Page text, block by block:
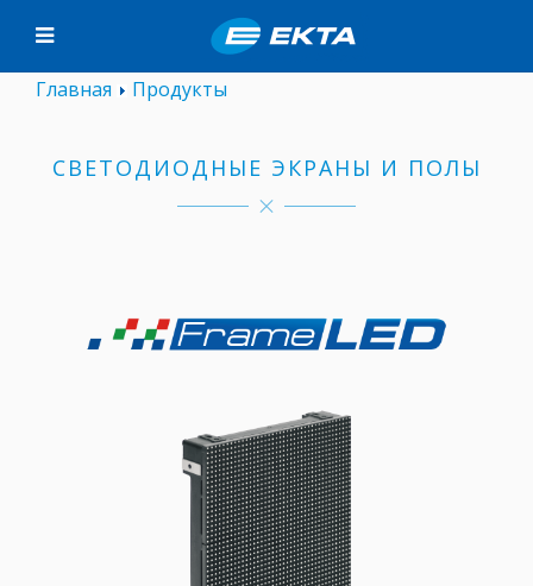
Главная Продукты
СВЕТОДИОДНЫЕ ЭКРАНЫ И ПОЛЫ